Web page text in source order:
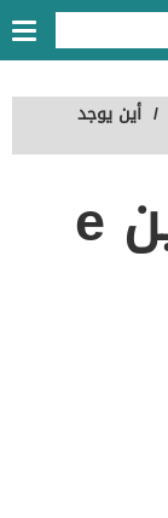
/ أين يوجد
أين يوجد فيتامين e